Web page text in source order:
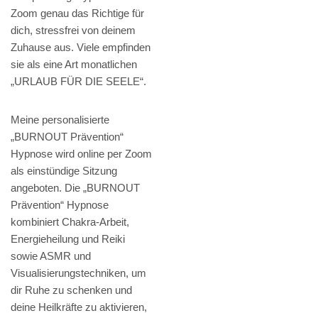
Zoom genau das Richtige für
dich, stressfrei von deinem
Zuhause aus. Viele empfinden
sie als eine Art monatlichen
„URLAUB FÜR DIE SEELE“.
Meine personalisierte
„BURNOUT Prävention“
Hypnose wird online per Zoom
als einstündige Sitzung
angeboten. Die „BURNOUT
Prävention“ Hypnose
kombiniert Chakra-Arbeit,
Energieheilung und Reiki
sowie ASMR und
Visualisierungstechniken, um
dir Ruhe zu schenken und
deine Heilkräfte zu aktivieren,